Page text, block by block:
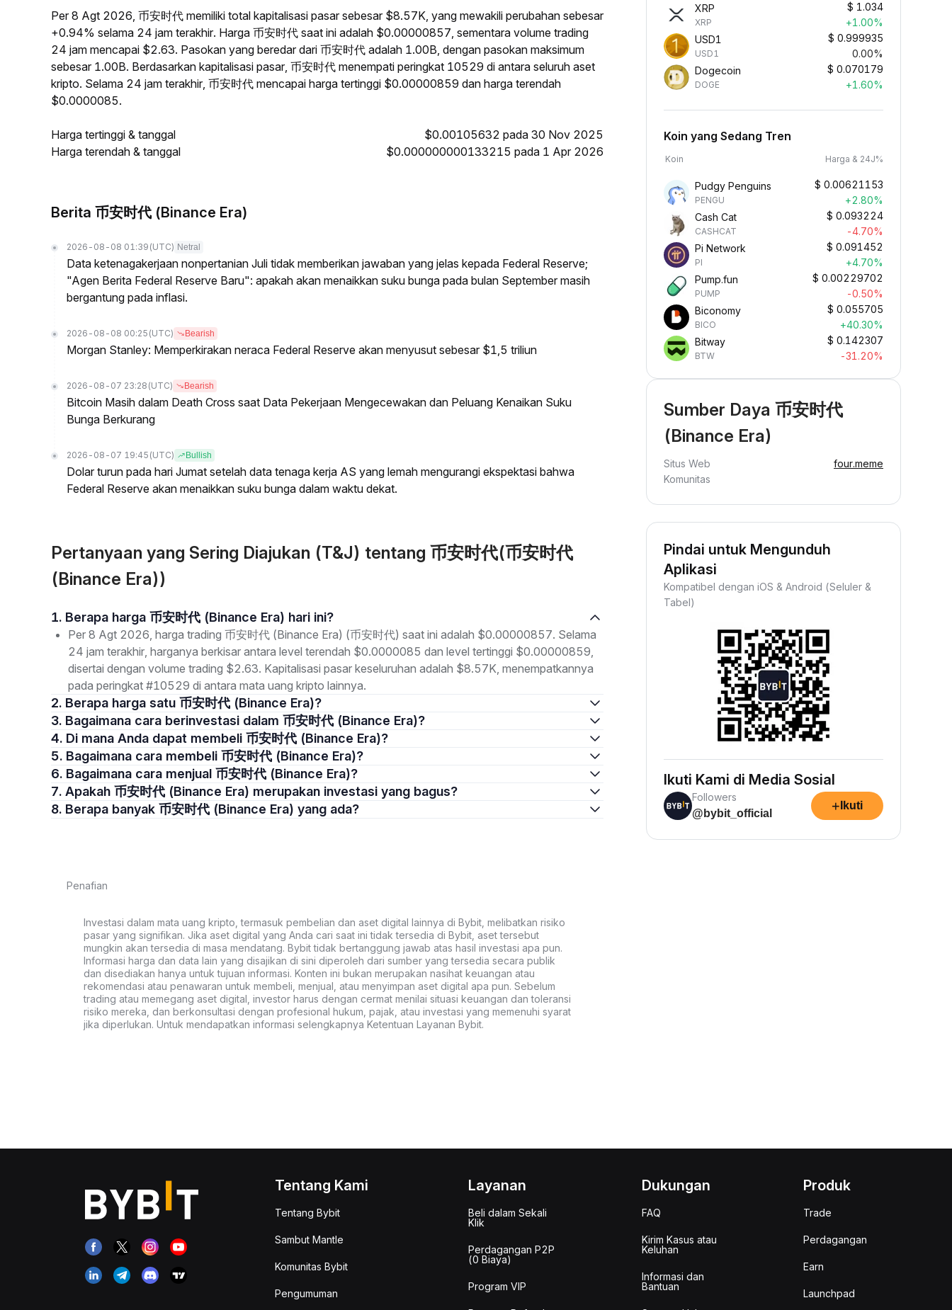
Per 8 Agt 2026, 币安时代 memiliki total kapitalisasi pasar sebesar $8.57K, yang mewakili perubahan sebesar
+0.94% selama 24 jam terakhir. Harga 币安时代 saat ini adalah $0.00000857, sementara volume trading
24 jam mencapai $2.63. Pasokan yang beredar dari 币安时代 adalah 1.00B, dengan pasokan maksimum
sebesar 1.00B. Berdasarkan kapitalisasi pasar, 币安时代 menempati peringkat 10529 di antara seluruh aset
kripto. Selama 24 jam terakhir, 币安时代 mencapai harga tertinggi $0.00000859 dan harga terendah
$0.0000085.
Harga tertinggi & tanggal
$0.00105632 pada 30 Nov 2025
Harga terendah & tanggal
$0.000000000133215 pada 1 Apr 2026
Berita 币安时代 (Binance Era)
2026-08-08 01:39 (UTC) Netral
Data ketenagakerjaan nonpertanian Juli tidak memberikan jawaban yang jelas kepada Federal Reserve;
"Agen Berita Federal Reserve Baru": apakah akan menaikkan suku bunga pada bulan September masih
bergantung pada inflasi.
2026-08-08 00:25 (UTC) Bearish
Morgan Stanley: Memperkirakan neraca Federal Reserve akan menyusut sebesar $1,5 triliun
2026-08-07 23:28 (UTC) Bearish
Bitcoin Masih dalam Death Cross saat Data Pekerjaan Mengecewakan dan Peluang Kenaikan Suku
Bunga Berkurang
2026-08-07 19:45 (UTC) Bullish
Dolar turun pada hari Jumat setelah data tenaga kerja AS yang lemah mengurangi ekspektasi bahwa
Federal Reserve akan menaikkan suku bunga dalam waktu dekat.
Pertanyaan yang Sering Diajukan (T&J) tentang 币安时代(币安时代
(Binance Era))
1. Berapa harga 币安时代 (Binance Era) hari ini?
Per 8 Agt 2026, harga trading 币安时代 (Binance Era) (币安时代) saat ini adalah $0.00000857. Selama
24 jam terakhir, harganya berkisar antara level terendah $0.0000085 dan level tertinggi $0.00000859,
disertai dengan volume trading $2.63. Kapitalisasi pasar keseluruhan adalah $8.57K, menempatkannya
pada peringkat #10529 di antara mata uang kripto lainnya.
2. Berapa harga satu 币安时代 (Binance Era)?
3. Bagaimana cara berinvestasi dalam 币安时代 (Binance Era)?
4. Di mana Anda dapat membeli 币安时代 (Binance Era)?
5. Bagaimana cara membeli 币安时代 (Binance Era)?
6. Bagaimana cara menjual 币安时代 (Binance Era)?
7. Apakah 币安时代 (Binance Era) merupakan investasi yang bagus?
8. Berapa banyak 币安时代 (Binance Era) yang ada?
Penafian
Investasi dalam mata uang kripto, termasuk pembelian dan aset digital lainnya di Bybit, melibatkan risiko
pasar yang signifikan. Jika aset digital yang Anda cari saat ini tidak tersedia di Bybit, aset tersebut
mungkin akan tersedia di masa mendatang. Bybit tidak bertanggung jawab atas hasil investasi apa pun.
Informasi harga dan data lain yang disajikan di sini diperoleh dari sumber yang tersedia secara publik
dan disediakan hanya untuk tujuan informasi. Konten ini bukan merupakan nasihat keuangan atau
rekomendasi atau penawaran untuk membeli, menjual, atau menyimpan aset digital apa pun. Sebelum
trading atau memegang aset digital, investor harus dengan cermat menilai situasi keuangan dan toleransi
risiko mereka, dan berkonsultasi dengan profesional hukum, pajak, atau investasi yang memenuhi syarat
jika diperlukan. Untuk mendapatkan informasi selengkapnya Ketentuan Layanan Bybit.
XRP
XRP
$ 1.034
+1.00%
USD1
USD1
$ 0.999935
0.00%
Dogecoin
DOGE
$ 0.070179
+1.60%
Koin yang Sedang Tren
Koin Harga & 24J%
Pudgy Penguins
PENGU
$ 0.00621153
+2.80%
Cash Cat
CASHCAT
$ 0.093224
-4.70%
Pi Network
PI
$ 0.091452
+4.70%
Pump.fun
PUMP
$ 0.00229702
-0.50%
Biconomy
BICO
$ 0.055705
+40.30%
Bitway
BTW
$ 0.142307
-31.20%
Sumber Daya 币安时代
(Binance Era)
Situs Web
four.meme
Komunitas
Pindai untuk Mengunduh
Aplikasi
Kompatibel dengan iOS & Android (Seluler &
Tabel)
Ikuti Kami di Media Sosial
Followers
@bybit_official
+ Ikuti
Tentang Kami
Tentang Bybit
Sambut Mantle
Komunitas Bybit
Pengumuman
Layanan
Beli dalam Sekali
Klik
Perdagangan P2P
(0 Biaya)
Program VIP
Dukungan
FAQ
Kirim Kasus atau
Keluhan
Informasi dan
Bantuan
Produk
Trade
Perdagangan
Earn
Launchpad